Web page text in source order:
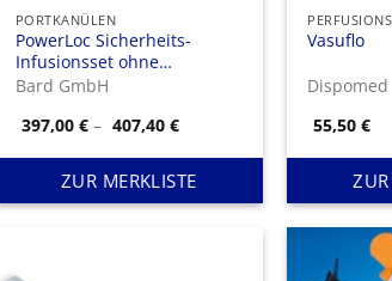
PORTKANÜLEN
PowerLoc Sicherheits-
Infusionsset ohne
Injektionsmöglichkeit
Bard GmbH
397,00 € – 407,40 €Preisspanne:
bis
407,40 €
ZUR MERKLISTE
Vasuflo
Dispomed
55,50€